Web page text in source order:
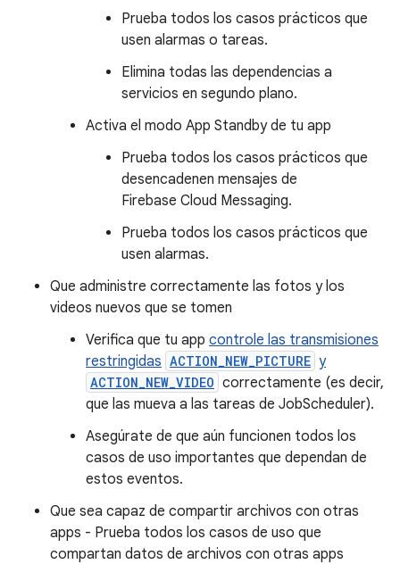
Prueba todos los casos prácticos que
usen alarmas o tareas.
Elimina todas las dependencias a
servicios en segundo plano.
Activa el modo App Standby de tu app
Prueba todos los casos prácticos que
desencadenen mensajes de
Firebase Cloud Messaging.
Prueba todos los casos prácticos que
usen alarmas.
Que administre correctamente las fotos y los
videos nuevos que se tomen
Verifica que tu app controle las transmisiones
restringidas ACTION_NEW_PICTURE y
ACTION_NEW_VIDEO correctamente (es decir,
que las mueva a las tareas de JobScheduler).
Asegúrate de que aún funcionen todos los
casos de uso importantes que dependan de
estos eventos.
Que sea capaz de compartir archivos con otras
apps - Prueba todos los casos de uso que
compartan datos de archivos con otras apps